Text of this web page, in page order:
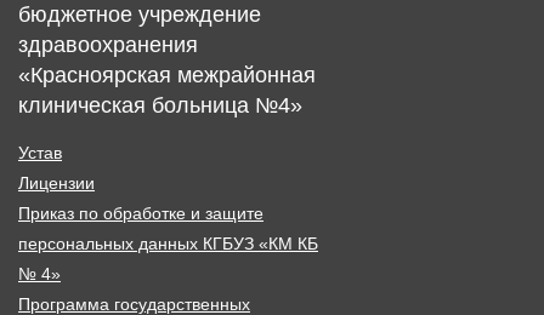
бюджетное учреждение
здравоохранения
«Красноярская межрайонная
клиническая больница №4»
Устав
Лицензии
Приказ по обработке и защите
персональных данных КГБУЗ «КМ КБ
№ 4»
Программа государственных